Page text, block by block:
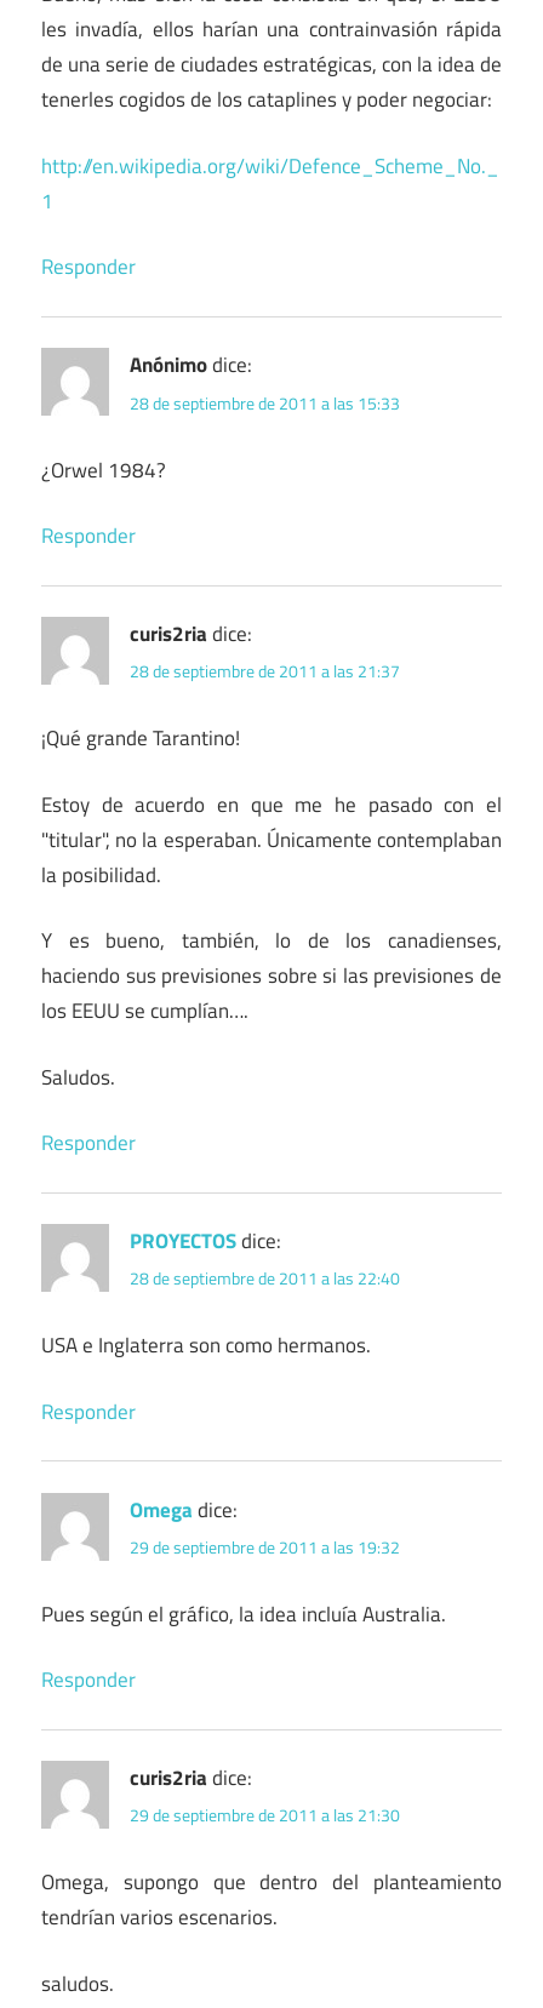
les invadía, ellos harían una contrainvasión rápida
de una serie de ciudades estratégicas, con la idea de
tenerles cogidos de los cataplines y poder negociar:
http://en.wikipedia.org/wiki/Defence_Scheme_No._
1
Responder
Anónimodice:
28 de septiembre de 2011 a las 15:33
¿Orwel 1984?
Responder
curis2riadice:
28 de septiembre de 2011 a las 21:37
¡Qué grande Tarantino!
Estoy de acuerdo en que me he pasado con el
"titular", no la esperaban. Únicamente contemplaban
la posibilidad.
Y es bueno, también, lo de los canadienses,
haciendo sus previsiones sobre si las previsiones de
los EEUU se cumplían….
Saludos.
Responder
PROYECTOSdice:
28 de septiembre de 2011 a las 22:40
USA e Inglaterra son como hermanos.
Responder
Omegadice:
29 de septiembre de 2011 a las 19:32
Pues según el gráfico, la idea incluía Australia.
Responder
curis2riadice:
29 de septiembre de 2011 a las 21:30
Omega, supongo que dentro del planteamiento
tendrían varios escenarios.
saludos.